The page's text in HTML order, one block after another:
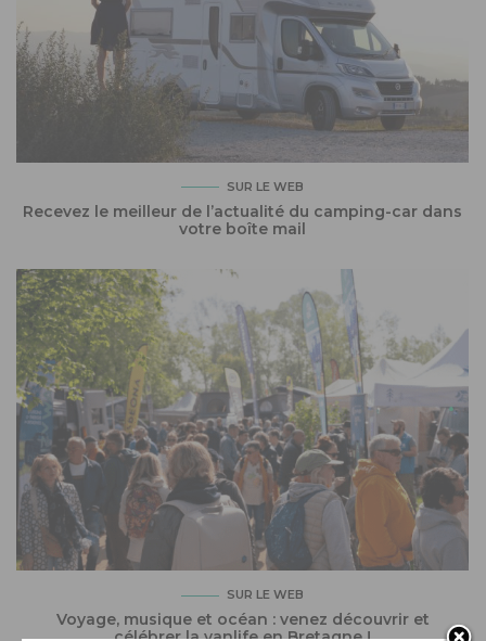
SUR LE WEB
Recevez le meilleur de l’actualité du camping-car dans
votre boîte mail
SUR LE WEB
Voyage, musique et océan : venez découvrir et